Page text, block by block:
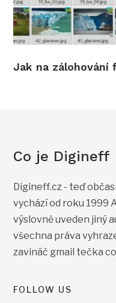
Jak na zálohování
Co je Digineff
Digineff.cz - teď
vychází od roku 1999
výslovně uveden jiný
všechna práva
zavináč gmail tečka
FOLLOW US